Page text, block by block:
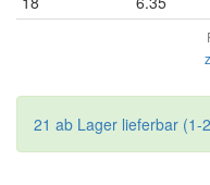
21 ab Lager lieferbar (1-